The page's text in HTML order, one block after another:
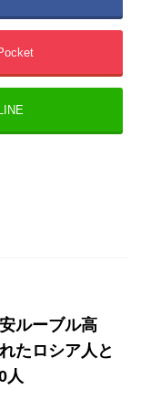
LINE
ルーブル高
たロシア人と
人